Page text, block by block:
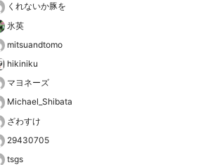
くれないか豚を
氷英
mitsuandtomo
hikiniku
マヨネーズ
Michael_Shibata
ざわすけ
29430705
tsgs